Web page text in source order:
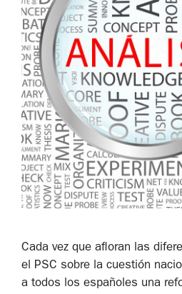
Cada vez que afloran las
el PSC sobre la cuestión
a todos los españoles una